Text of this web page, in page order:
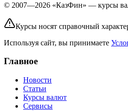
© 2007—2026 «КазФин» — курсы
Курсы носят справочный
Используя сайт, вы принимаете
Главное
Новости
Статьи
Курсы валют
Сервисы